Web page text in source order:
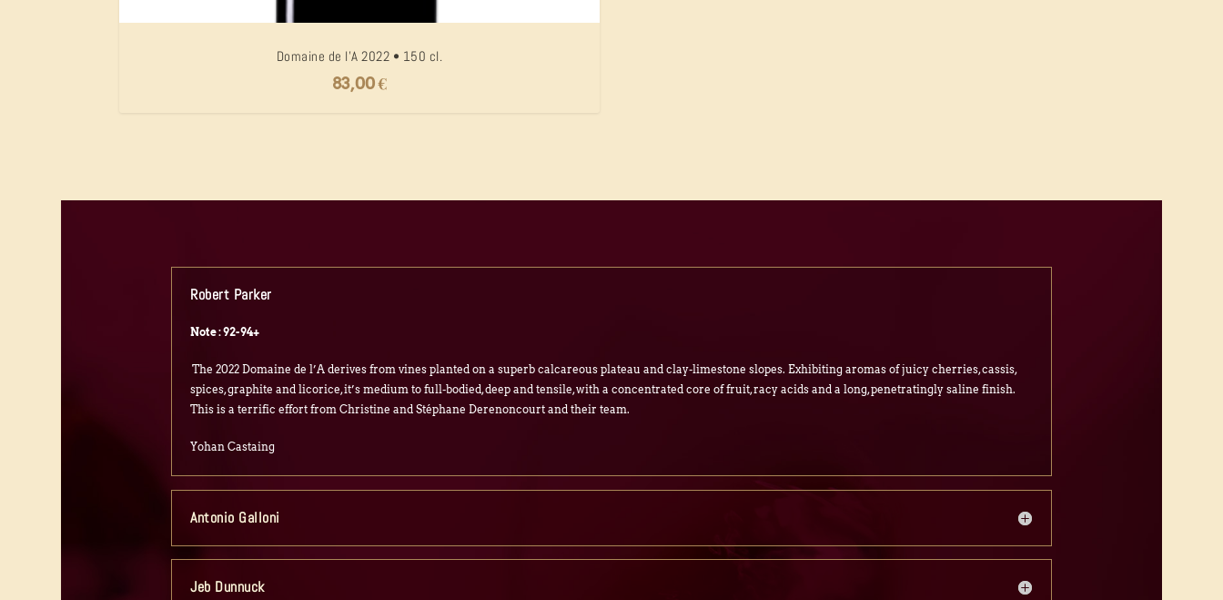
Domaine de l’A 2022 • 150 cl.
83,00€
Robert Parker
Note : 92-94+
The 2022 Domaine de l’A derives from vines planted on a superb calcareous plateau and clay-limestone slopes. Exhibiting aromas of juicy cherries, cassis,
spices, graphite and licorice, it’s medium to full-bodied, deep and tensile, with a concentrated core of fruit, racy acids and a long, penetratingly saline finish.
This is a terrific effort from Christine and Stéphane Derenoncourt and their team.
Yohan Castaing
Antonio Galloni
Jeb Dunnuck